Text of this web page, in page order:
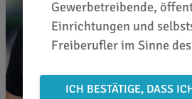
Gewerbetreibende,
Einrichtungen und
Freiberufler im Sinne
ICH BESTÄTIGE, DASS